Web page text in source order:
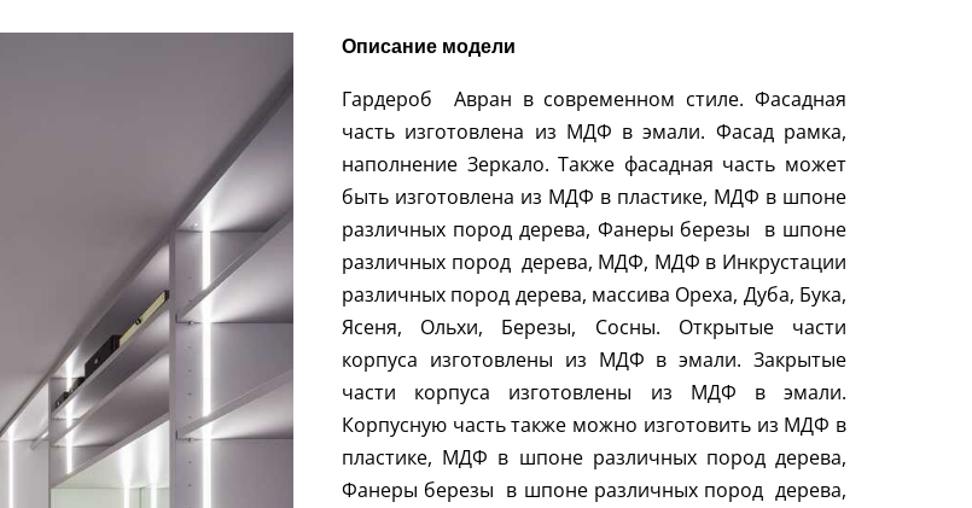
Описание модели
Гардероб
Авран в современном стиле. Фасадная
часть изготовлена из МДФ в эмали. Фасад рамка,
наполнение Зеркало. Также фасадная часть может
быть изготовлена из МДФ в пластике, МДФ в шпоне
различных пород дерева, Фанеры березы
в шпоне
различных пород дерева, МДФ, МДФ в Инкрустации
различных пород дерева, массива Ореха, Дуба, Бука,
Ясеня, Ольхи, Березы, Сосны. Открытые части
корпуса изготовлены из МДФ в эмали. Закрытые
части корпуса изготовлены из МДФ в эмали.
Корпусную часть также можно изготовить из МДФ в
пластике, МДФ в шпоне различных пород дерева,
Фанеры березы в шпоне различных пород дерева,